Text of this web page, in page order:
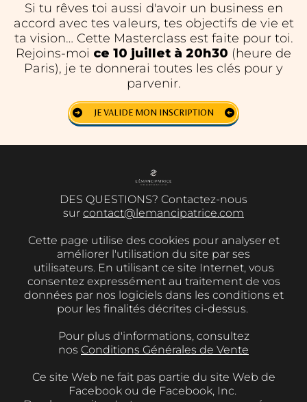
Si tu rêves toi aussi d'avoir un business en
accord avec tes valeurs, tes objectifs de vie et
ta vision… Cette Masterclass est faite pour toi.
Rejoins-moi ce 10 juillet à 20h30 (heure de
Paris), je te donnerai toutes les clés pour y
parvenir.
JE VALIDE MON INSCRIPTION
DES QUESTIONS? Contactez-nous
sur contact@lemancipatrice.com
Cette page utilise des cookies pour analyser et
améliorer l'utilisation du site par ses
utilisateurs. En utilisant ce site Internet, vous
consentez expressément au traitement de vos
données par nos logiciels dans les conditions et
pour les finalités décrites ci-dessus.
Pour plus d'informations, consultez
nos Conditions Générales de Vente
Ce site Web ne fait pas partie du site Web de
Facebook ou de Facebook, Inc.